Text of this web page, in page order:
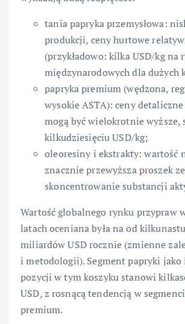
tania papryka przemysłowa:
produkcji, ceny hurtowe
(przykładowo: kilka USD/kg na
międzynarodowych dla dużych
papryka premium (wędzona,
wysokie ASTA): ceny
mogą być wielokrotnie wyższe,
kilkudziesięciu USD/kg;
oleoresiny i ekstrakty: wartość
znacznie przewyższa proszek
skoncentrowanie substancji
Wartość globalnego rynku przypraw
latach oceniana była na od
miliardów USD rocznie (zmienne
i metodologii). Segment papryki
pozycji w tym koszyku stanowi
USD, z rosnącą tendencją w
premium.